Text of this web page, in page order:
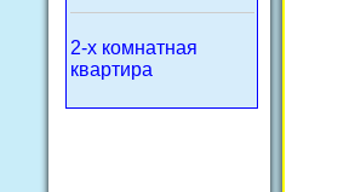
2-х комнатная
квартира